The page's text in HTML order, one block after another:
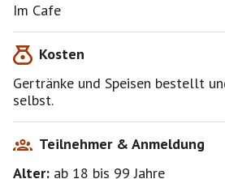
Im Cafe
Kosten
Gertränke und Speisen bestellt
selbst.
Teilnehmer & Anmeldung
Alter: ab 18 bis 99Jahre